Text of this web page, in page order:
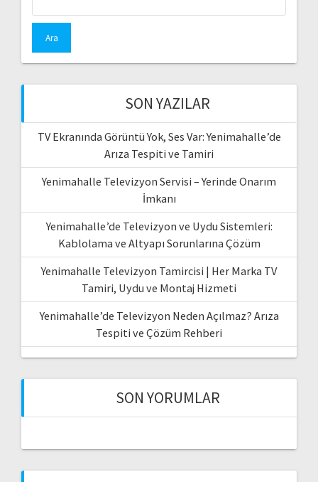
SON YAZILAR
TV Ekranında Görüntü Yok, Ses Var: Yenimahalle’de
Arıza Tespiti ve Tamiri
Yenimahalle Televizyon Servisi – Yerinde Onarım
İmkanı
Yenimahalle’de Televizyon ve Uydu Sistemleri:
Kablolama ve Altyapı Sorunlarına Çözüm
Yenimahalle Televizyon Tamircisi | Her Marka TV
Tamiri, Uydu ve Montaj Hizmeti
Yenimahalle’de Televizyon Neden Açılmaz? Arıza
Tespiti ve Çözüm Rehberi
SON YORUMLAR